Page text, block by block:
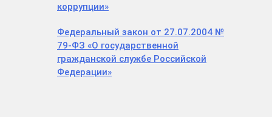
коррупции»
Федеральный закон от 27.07.2004 №
79-ФЗ «О государственной
гражданской службе Российской
Федерации»